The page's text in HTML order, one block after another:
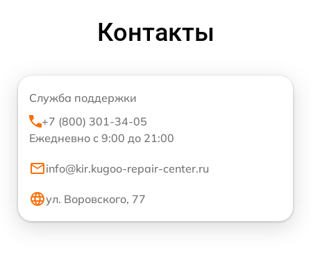
Контакты
Служба поддержки
+7 (800) 301-34-05
Ежедневно с 9:00 до 21:00
info@kir.kugoo-repair-center.ru
ул. Воровского, 77